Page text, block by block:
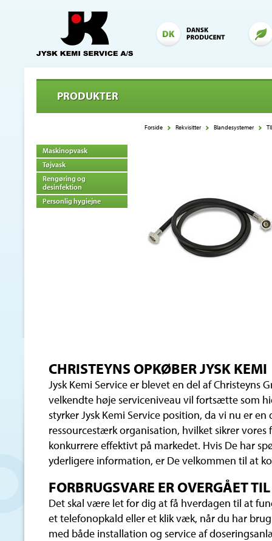
PRODUKTER
Maskinopvask
Tøjvask
Rengøring og
desinfektion
Personlig hygiejne
Forside Rekvisitter Blandesystemer
CHRISTEYNS OPKØBER JYSK KEMI
Jysk Kemi Service er blevet en del af Christeyns
velkendte høje serviceniveau vil fortsætte som
styrker Jysk Kemi Service position, da vi nu er
ressourcestærk organisation, hvilket sikrer
konkurrere effektivt på markedet. Hvis De har
yderligere information, er De velkommen til at
FORBRUGSVARE ER OVERGÅET
Det skal være let for dig at få hverdagen til at
et telefonopkald eller et klik væk, når du har
med både installation og service af